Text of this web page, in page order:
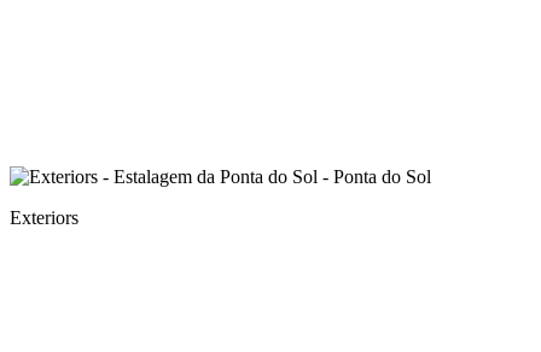
Exteriors